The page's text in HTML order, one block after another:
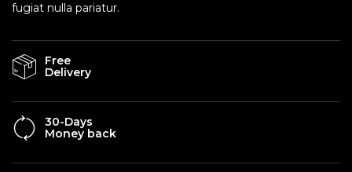
fugiat nulla pariatur.
Free
Delivery
30-Days
Money back